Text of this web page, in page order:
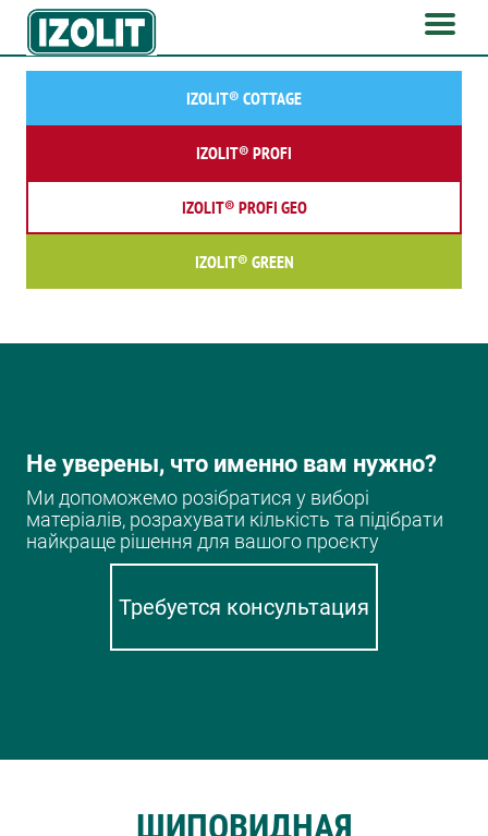
IZOLIT® COTTAGE
IZOLIT® PROFI
IZOLIT® GREEN
IZOLIT® PROFI GEO
Не уверены, что именно вам нужно?
Ми допоможемо розібратися у виборі
матеріалів, розрахувати кількість та підібрати
найкраще рішення для вашого проєкту
Требуется консультация